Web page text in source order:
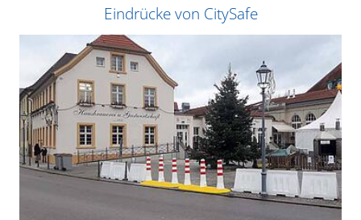
Eindrücke von CitySafe